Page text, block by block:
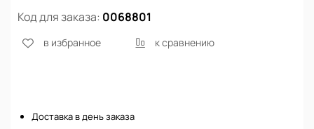
Код для заказа: 0068801
в избранное к сравнению
Доставка в день заказа